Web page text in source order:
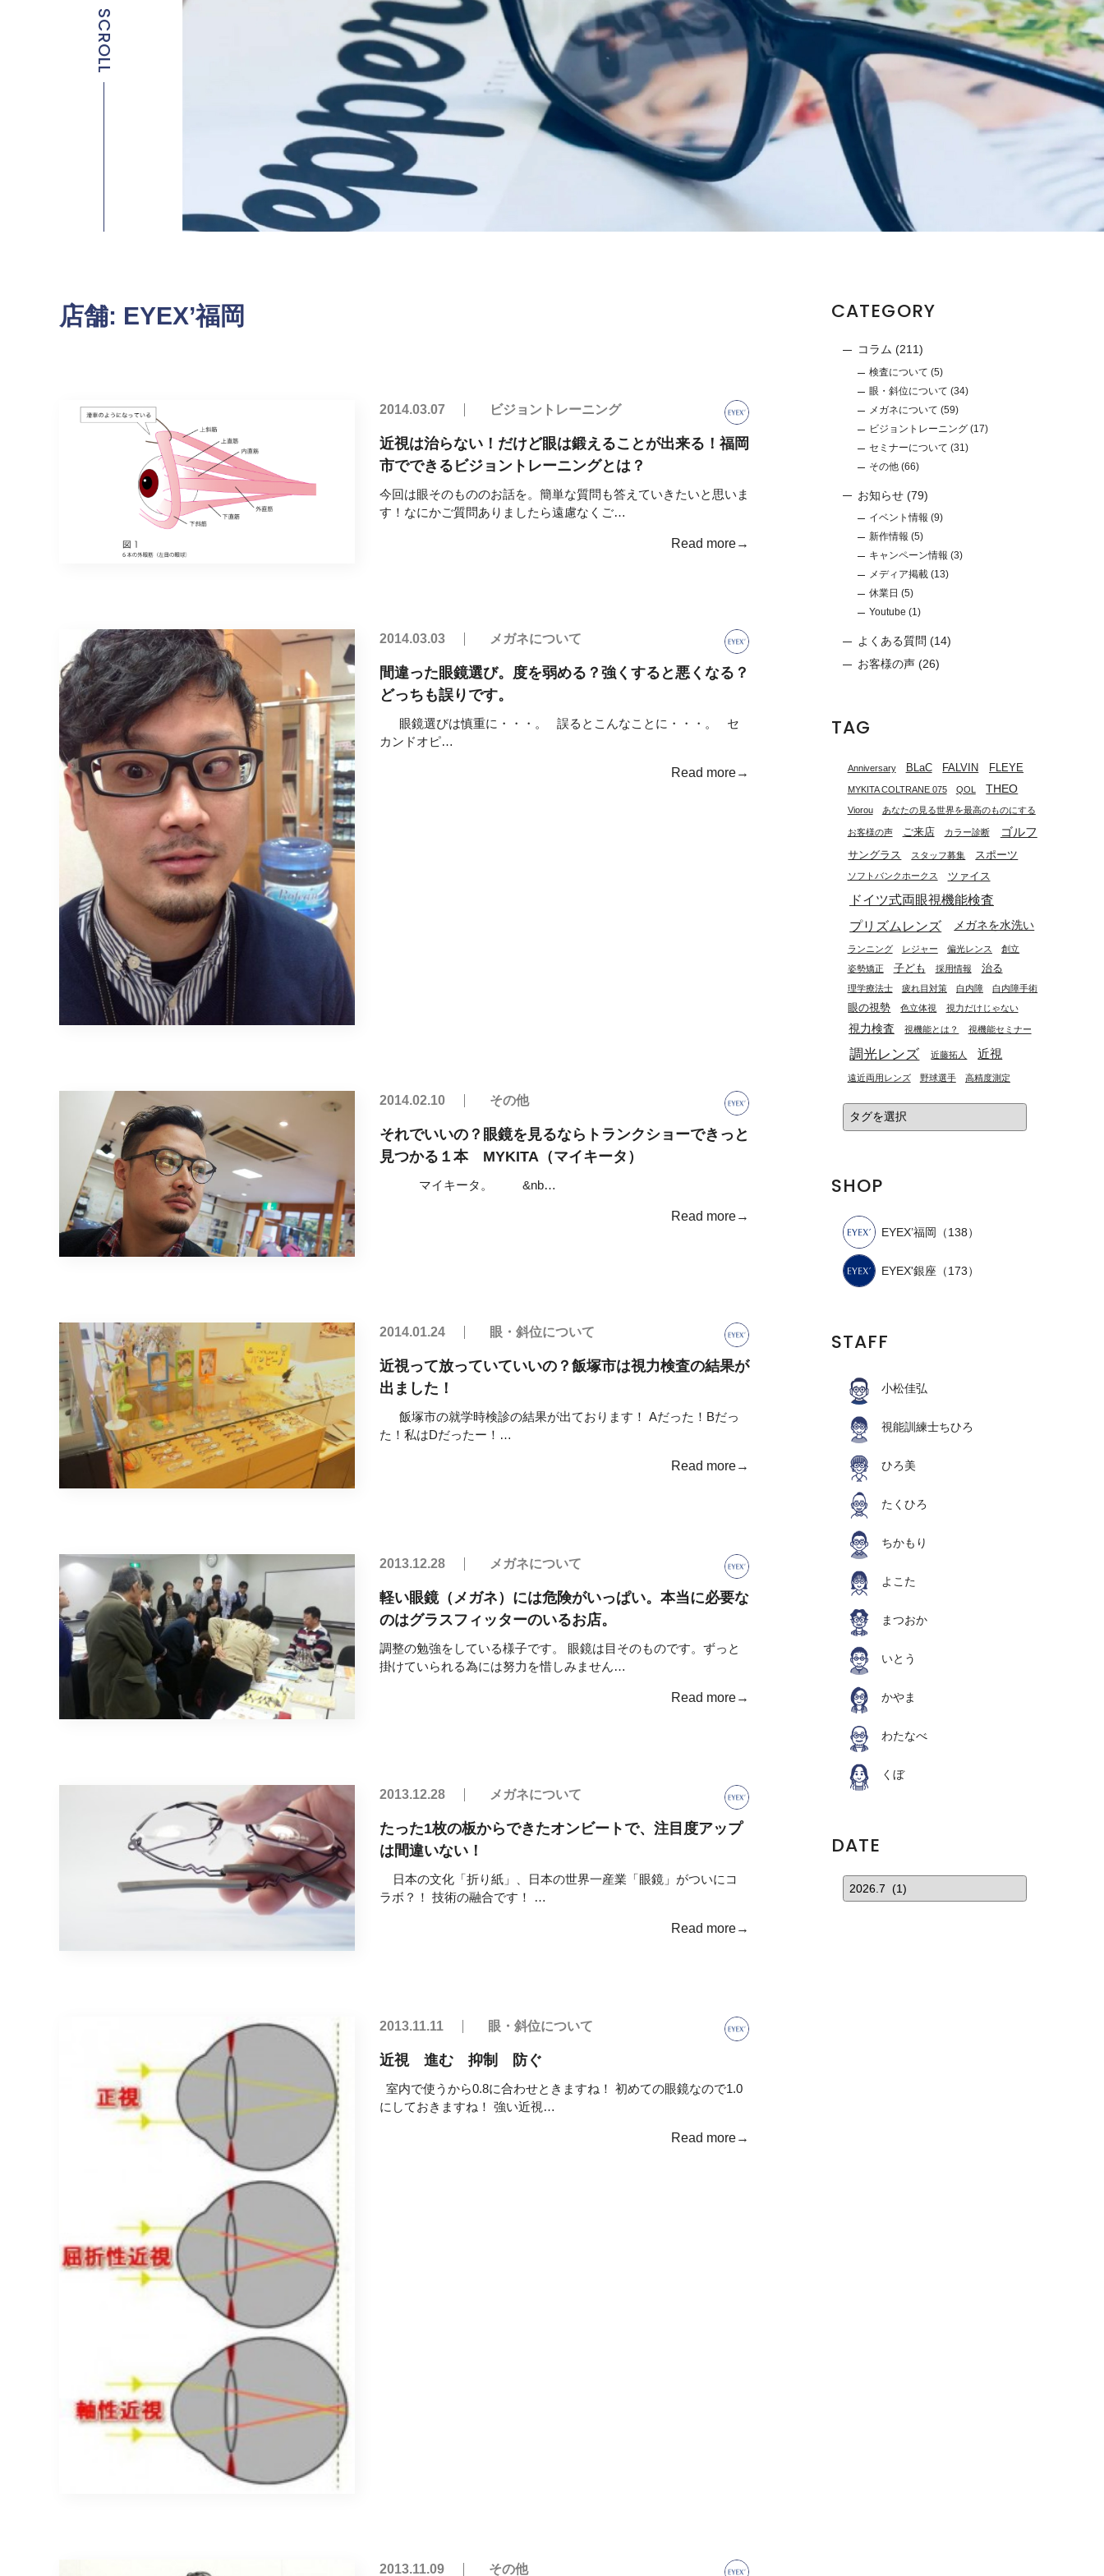
SCROLL
店舗: EYEX’福岡
2014.03.07 ビジョントレーニング
近視は治らない！だけど眼は鍛えることが出来る！福岡
市でできるビジョントレーニングとは？
今回は眼そのもののお話を。簡単な質問も答えていきたいと思いま
す！なにかご質問ありましたら遠慮なくご…
Read more→
2014.03.03 メガネについて
間違った眼鏡選び。度を弱める？強くすると悪くなる？
どっちも誤りです。
眼鏡選びは慎重に・・・。 誤るとこんなことに・・・。 セ
カンドオピ…
Read more→
2014.02.10 その他
それでいいの？眼鏡を見るならトランクショーできっと
見つかる１本 MYKITA（マイキータ）
マイキータ。 &nb…
Read more→
2014.01.24 眼・斜位について
近視って放っていていいの？飯塚市は視力検査の結果が
出ました！
飯塚市の就学時検診の結果が出ております！ Aだった！Bだっ
た！私はDだったー！…
Read more→
2013.12.28 メガネについて
軽い眼鏡（メガネ）には危険がいっぱい。本当に必要な
のはグラスフィッターのいるお店。
調整の勉強をしている様子です。 眼鏡は目そのものです。ずっと
掛けていられる為には努力を惜しみません…
Read more→
2013.12.28 メガネについて
たった1枚の板からできたオンビートで、注目度アップ
は間違いない！
日本の文化「折り紙」、日本の世界一産業「眼鏡」がついにコ
ラボ？！ 技術の融合です！ …
Read more→
2013.11.11 眼・斜位について
近視 進む 抑制 防ぐ
室内で使うから0.8に合わせときますね！ 初めての眼鏡なので1.0
にしておきますね！ 強い近視…
Read more→
2013.11.09 その他
CATEGORY
コラム (211)
検査について (5)
眼・斜位について (34)
メガネについて (59)
ビジョントレーニング (17)
セミナーについて (31)
その他 (66)
お知らせ(79)
イベント情報 (9)
新作情報 (5)
キャンペーン情報 (3)
メディア掲載 (13)
休業日 (5)
Youtube (1)
よくある質問 (14)
お客様の声(26)
TAG
Anniversary BLaC FALVIN FLEYE
MYKITA COLTRANE 075 QOL THEO
Viorou あなたの見る世界を最高のものにする
お客様の声 ご来店 カラー診断 ゴルフ
サングラス スタッフ募集 スポーツ
ソフトバンクホークス ツァイス
ドイツ式両眼視機能検査
プリズムレンズ メガネを水洗い
ランニング レジャー 偏光レンス
創立
姿勢矯正
子ども 採用情報 治る
理学療法士 疲れ目対策 白内障 白内障手術
眼の視勢 色立体視 視力だけじゃない
視力検査 視機能とは？ 視機能セミナー
調光レンズ 近藤拓人 近視
遠近両用レンズ 野球選手 高精度測定
SHOP
EYEX’福岡 （138）
EYEX'銀座 （173）
STAFF
小松佳弘
視能訓練士ちひろ
ひろ美
たくひろ
ちかもり
よこた
まつおか
いとう
かやま
わたなべ
くぼ
DATE